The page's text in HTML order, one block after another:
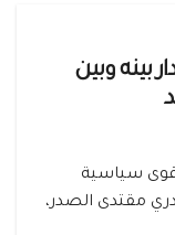
بينه وبين
قوى سياسية
مقتدى الصدر،